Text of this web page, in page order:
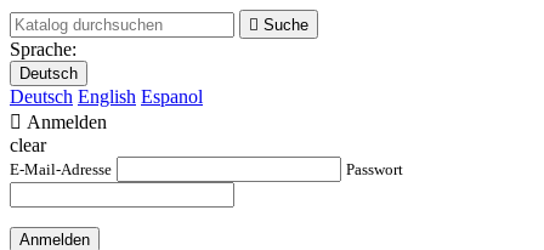
 Suche
Sprache:
Deutsch
Deutsch English Espanol
 Anmelden
clear
E-Mail-Adresse Passwort
Anmelden